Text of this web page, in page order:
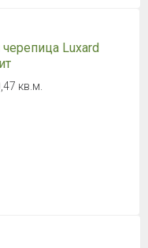
Luxard
кв.м.